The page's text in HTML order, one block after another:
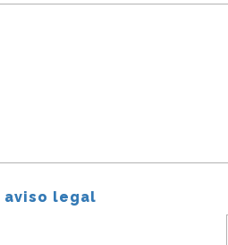
aviso legal